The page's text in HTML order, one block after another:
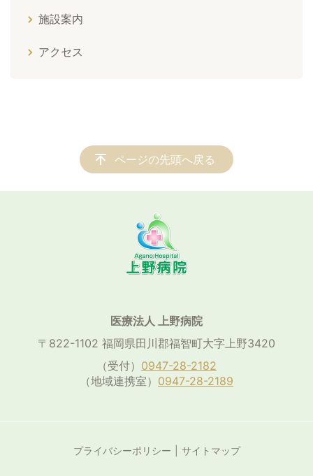
施設案内
アクセス
ページの先頭へ戻る
医療法人 上野病院
〒822-1102 福岡県田川郡福智町大字上野3420
（受付） 0947-28-2182
（地域連携室） 0947-28-2189
プライバシーポリシー サイトマップ